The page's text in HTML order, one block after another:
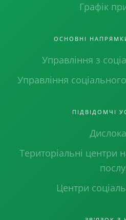
Графік
ОСНОВНІ
Управління з
Управління
ПІДВІДОМЧІ
Територіальні центри
Центри